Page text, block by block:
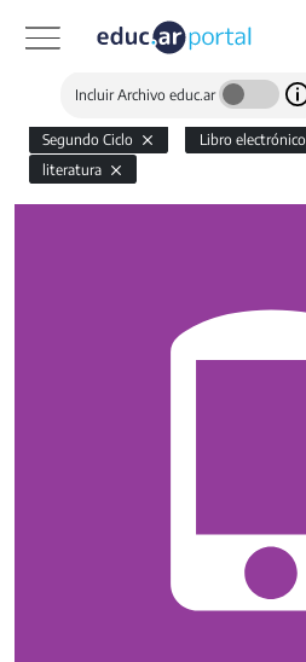
Incluir Archivo educ.ar
Segundo Ciclo Libro electrónico
literatura